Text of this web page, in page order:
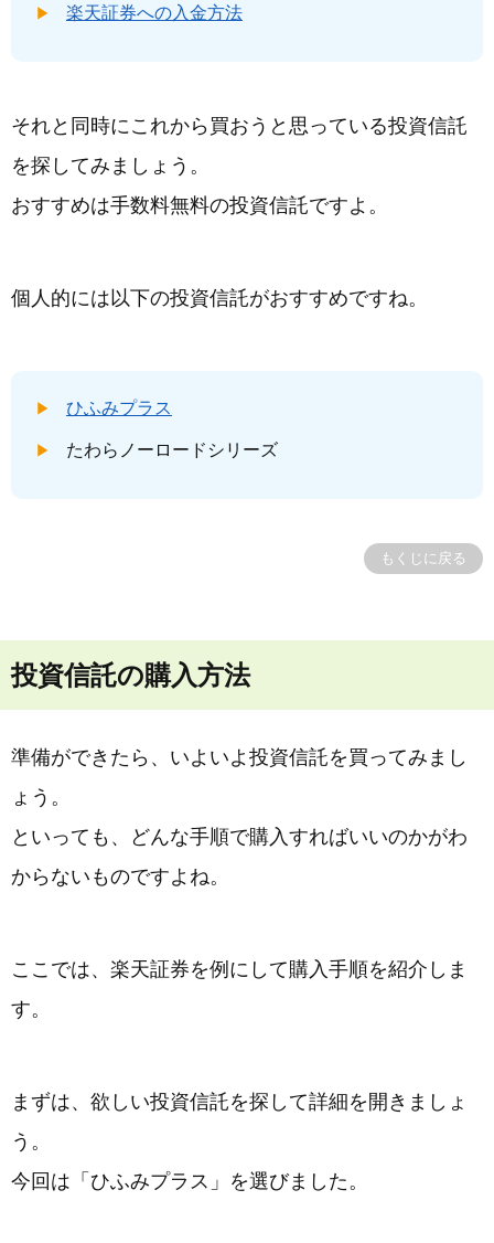
楽天証券への入金方法
それと同時にこれから買おうと思っている投資信託
を探してみましょう。
おすすめは手数料無料の投資信託ですよ。
個人的には以下の投資信託がおすすめですね。
ひふみプラス
たわらノーロードシリーズ
もくじに戻る
投資信託の購入方法
準備ができたら、いよいよ投資信託を買ってみまし
ょう。
といっても、どんな手順で購入すればいいのかがわ
からないものですよね。
ここでは、楽天証券を例にして購入手順を紹介しま
す。
まずは、欲しい投資信託を探して詳細を開きましょ
う。
今回は「ひふみプラス」を選びました。